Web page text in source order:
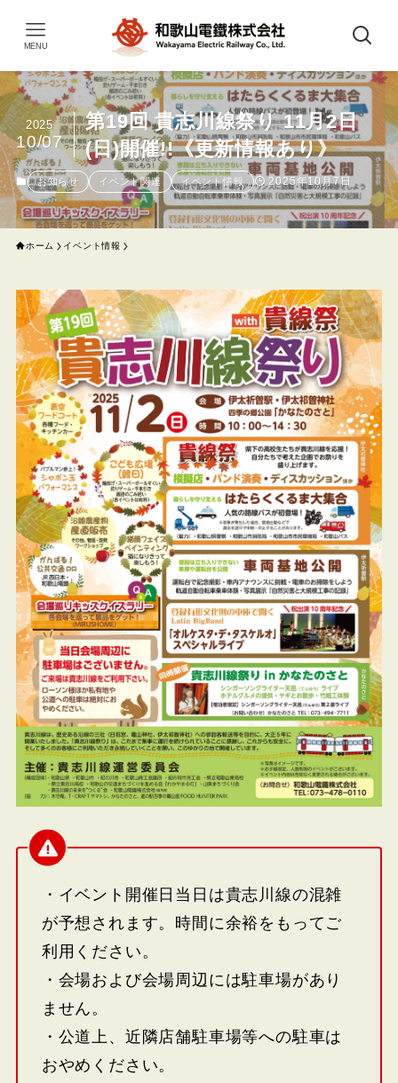
MENU
第19回 貴志川線祭り 11月2日
(日)開催!!《更新情報あり》
2025
10/07
お知らせ イベント関連 イベント情報 2025年10月7日
ホーム イベント情報
・イベント開催日当日は貴志川線の混雑
が予想されます。時間に余裕をもってご
利用ください。
・会場および会場周辺には駐車場があり
ません。
・公道上、近隣店舗駐車場等への駐車は
おやめください。